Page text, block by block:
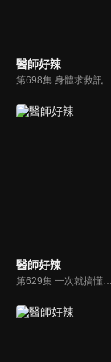
醫師好辣
第698集 身體求救訊號！知道能救命，現在看還不晚？！
醫師好辣
第629集 一次就搞懂！！醫師整理最新保健懶人包！！